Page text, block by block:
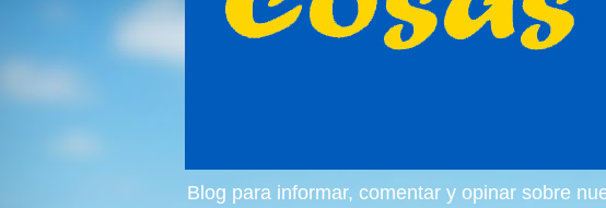
Blog para informar, comentar y opinar sobre